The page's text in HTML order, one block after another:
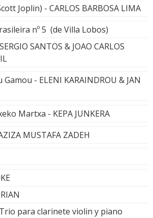
Joplin) - CARLOS BARBOSA LIMA
nº 5 (de Villa Lobos)
SANTOS & JOAO CARLOS
- ELENI KARAINDROU & JAN
Martxa - KEPA JUNKERA
MUSTAFA ZADEH
para clarinete violin y piano